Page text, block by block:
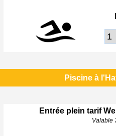
Piscine à
Entrée plein tarif
Valable